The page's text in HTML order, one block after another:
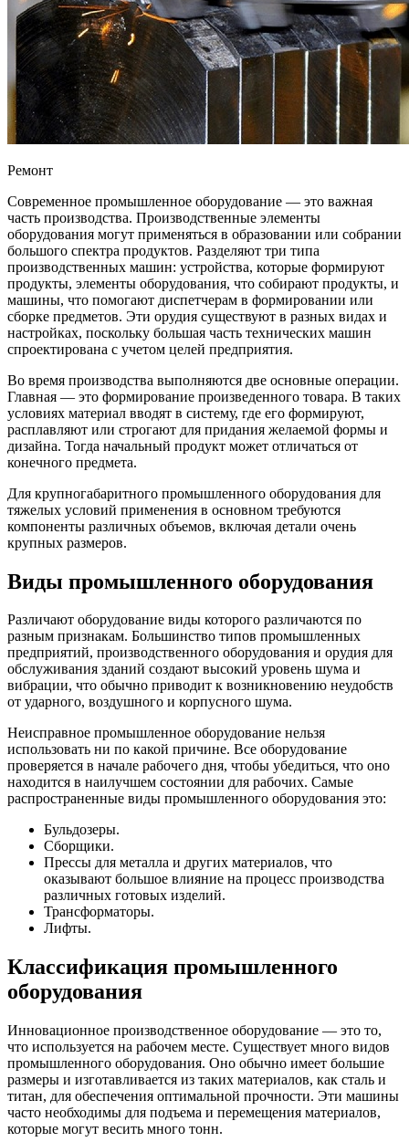
Ремонт
Современное промышленное оборудование — это важная
часть производства. Производственные элементы
оборудования могут применяться в образовании или собрании
большого спектра продуктов. Разделяют три типа
производственных машин: устройства, которые формируют
продукты, элементы оборудования, что собирают продукты, и
машины, что помогают диспетчерам в формировании или
сборке предметов. Эти орудия существуют в разных видах и
настройках, поскольку большая часть технических машин
спроектирована с учетом целей предприятия.
Во время производства выполняются две основные операции.
Главная — это формирование произведенного товара. В таких
условиях материал вводят в систему, где его формируют,
расплавляют или строгают для придания желаемой формы и
дизайна. Тогда начальный продукт может отличаться от
конечного предмета.
Для крупногабаритного промышленного оборудования для
тяжелых условий применения в основном требуются
компоненты различных объемов, включая детали очень
крупных размеров.
Виды промышленного оборудования
Различают оборудование виды которого различаются по
разным признакам. Большинство типов промышленных
предприятий, производственного оборудования и орудия для
обслуживания зданий создают высокий уровень шума и
вибрации, что обычно приводит к возникновению неудобств
от ударного, воздушного и корпусного шума.
Неисправное промышленное оборудование нельзя
использовать ни по какой причине. Все оборудование
проверяется в начале рабочего дня, чтобы убедиться, что оно
находится в наилучшем состоянии для рабочих. Самые
распространенные виды промышленного оборудования это:
Бульдозеры.
Сборщики.
Прессы для металла и других материалов, что
оказывают большое влияние на процесс производства
различных готовых изделий.
Трансформаторы.
Лифты.
Классификация промышленного
оборудования
Инновационное производственное оборудование — это то,
что используется на рабочем месте. Существует много видов
промышленного оборудования. Оно обычно имеет большие
размеры и изготавливается из таких материалов, как сталь и
титан, для обеспечения оптимальной прочности. Эти машины
часто необходимы для подъема и перемещения материалов,
которые могут весить много тонн.